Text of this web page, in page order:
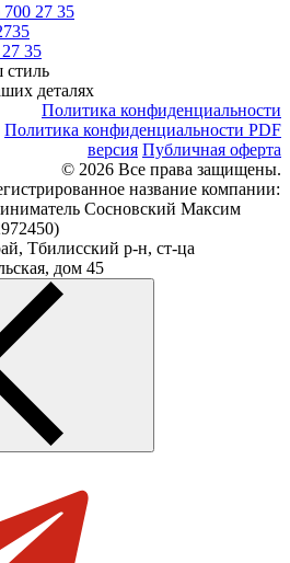
700 27 35
35
деталях
Политика конфиденциальности
Политика конфиденциальности PDF
версия Публичная оферта
© 2026 Все права защищены.
название компании:
Сосновский Максим
Тбилисский р-н, ст-ца
дом 45